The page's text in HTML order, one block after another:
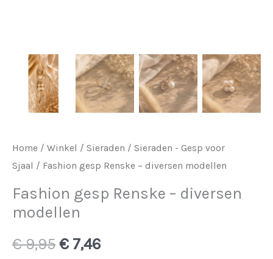
Home / Winkel / Sieraden / Sieraden - Gesp voor
Sjaal / Fashion gesp Renske – diversen modellen
Fashion gesp Renske – diversen
modellen
€9,95 Oorspronkelijke
€ 7,46Huidige